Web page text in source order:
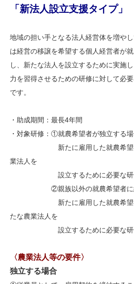
「新法人設立支援タイプ」
地域の担い手となる法人経営体を増や
は経営の移譲を希望する個人経営者が
し、新たな法人を設立するために実施
力を習得させるための研修に対して必
です。
・助成期間：最長4年間
・対象研修：①就農希望者が独立する
新たに雇用した就農希
業法人を
設立するために必要な研修
②親族以外の就農希望者に経
新たに雇用した就農希望者
たな農業法人を
設立するために必要な研修
〈農業法人等の要件〉
独立する場合